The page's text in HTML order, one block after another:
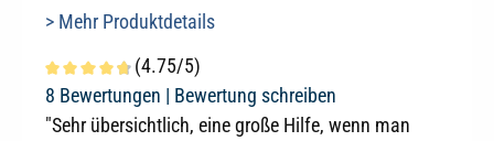
> Mehr Produktdetails
Durchschnittliche Bewertung von 4.7 von 5 Sternen
(4.75/5)
8 Bewertungen | Bewertung schreiben
"Sehr übersichtlich, eine große Hilfe, wenn man